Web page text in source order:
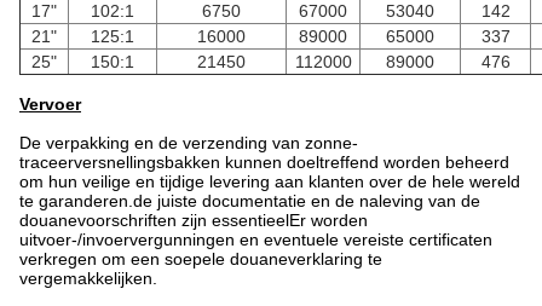
17"
102:1 6750 67000 53040
142
21"
125:1 16000 89000 65000
337
25"
150:1 21450 112000 89000 476
Vervoer
De verpakking en de verzending van zonne-
traceerversnellingsbakken kunnen doeltreffend worden beheerd
om hun veilige en tijdige levering aan klanten over de hele wereld
te garanderen.de juiste documentatie en de naleving van de
douanevoorschriften zijn essentieelEr worden
uitvoer-/invoervergunningen en eventuele vereiste certificaten
verkregen om een soepele douaneverklaring te
vergemakkelijken.